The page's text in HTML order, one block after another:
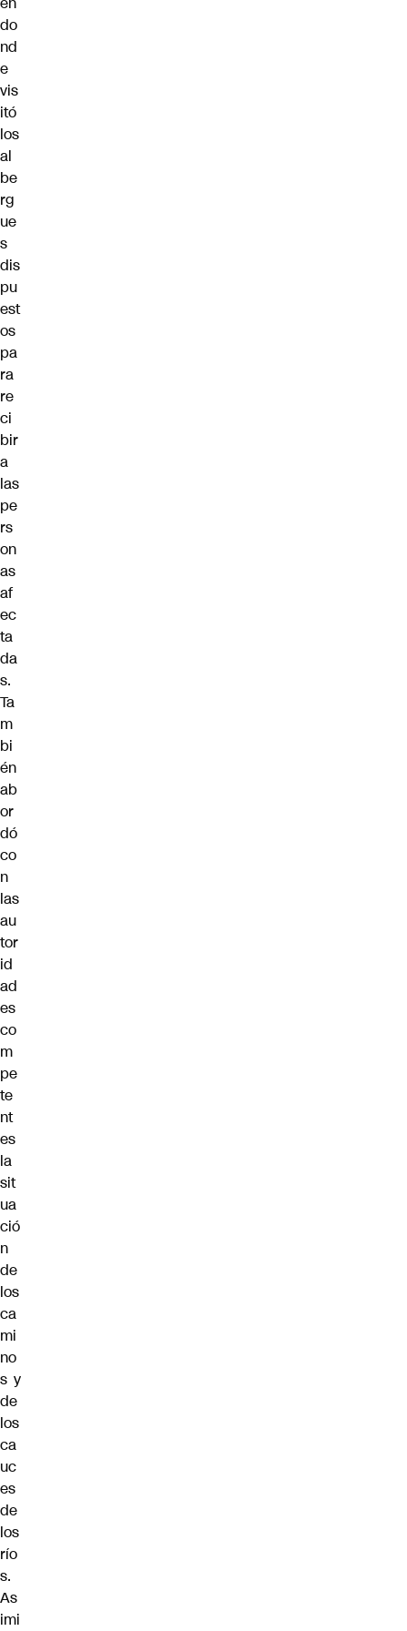
do
nd
e
vis
itó
los
al
be
rg
ue
s
dis
pu
est
os
pa
ra
re
ci
bir
a
las
pe
rs
on
as
af
ec
ta
da
s.
Ta
m
bi
én
ab
or
dó
co
n
las
au
tor
id
ad
es
co
m
pe
te
nt
es
la
sit
ua
ció
n
de
los
ca
mi
no
s y
de
los
ca
uc
es
de
los
río
s.
As
imi